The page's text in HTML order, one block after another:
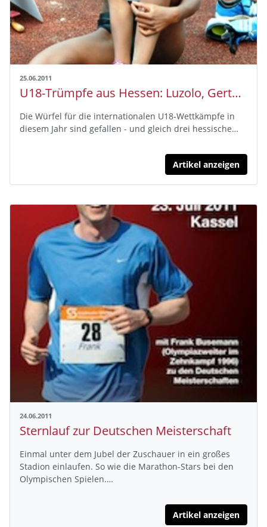
25.06.2011
U18-Trümpfe aus Hessen: Luzolo, Gerter, Trenk
Die Würfel für die internationalen U18-Wettkämpfe in
diesem Jahr sind gefallen - und gleich drei hessische…
Artikel anzeigen
24.06.2011
Sternlauf zur Deutschen Meisterschaft
Einmal unter dem Jubel der Zuschauer in ein großes
Stadion einlaufen. So wie die Marathon-Stars bei den
Olympischen Spielen.…
Artikel anzeigen